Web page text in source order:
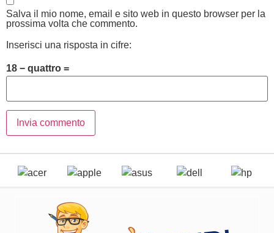
Salva il mio nome, email e sito web in questo browser per la
prossima volta che commento.
Inserisci una risposta in cifre:
18 − quattro =